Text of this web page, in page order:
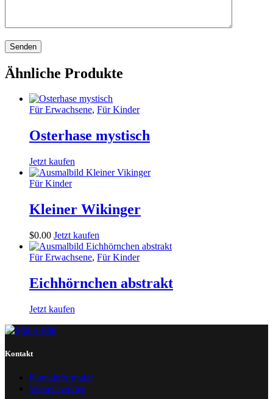
Ähnliche Produkte
Für Erwachsene, Für Kinder
Osterhase mystisch
Jetzt kaufen
Für Kinder
Kleiner Wikinger
$0.00 Jetzt kaufen
Für Erwachsene, Für Kinder
Eichhörnchen abstrakt
Jetzt kaufen
Kontakt
Kontaktformular
Wissenswertes